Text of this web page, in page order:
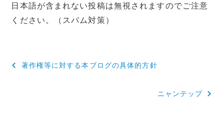
日本語が含まれない投稿は無視されますのでご注意
ください。（スパム対策）
投
著作権等に対する本ブログの具体的方針
ニャンテップ